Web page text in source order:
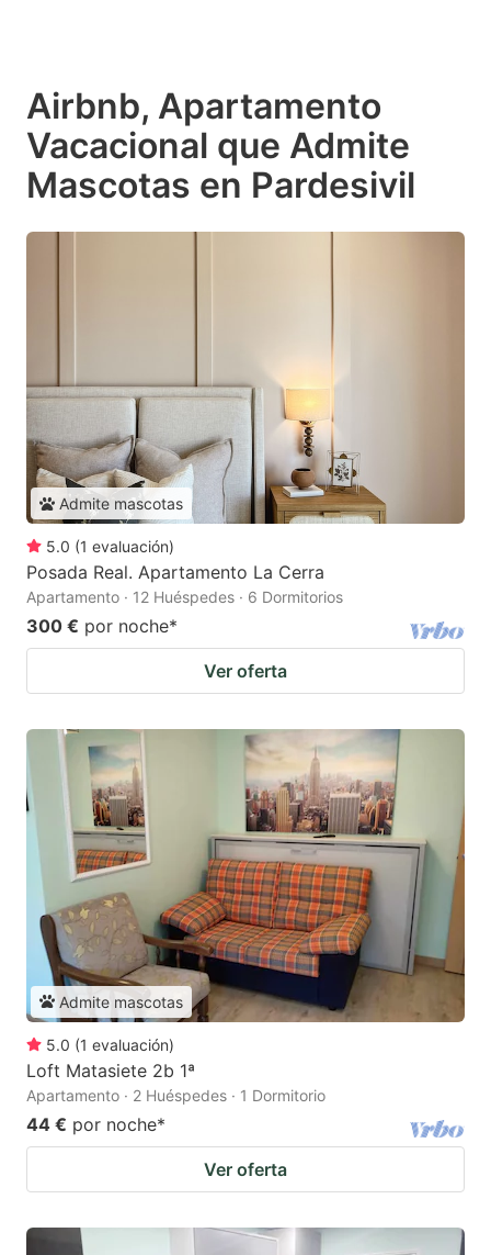
Airbnb, Apartamento
Vacacional que Admite
Mascotas en Pardesivil
Admite mascotas
5.0 (1 evaluación)
Posada Real. Apartamento La Cerra
Apartamento · 12 Huéspedes · 6 Dormitorios
300 € por noche*
Ver oferta
Admite mascotas
5.0 (1 evaluación)
Loft Matasiete 2b 1ª
Apartamento · 2 Huéspedes · 1 Dormitorio
44 € por noche*
Ver oferta